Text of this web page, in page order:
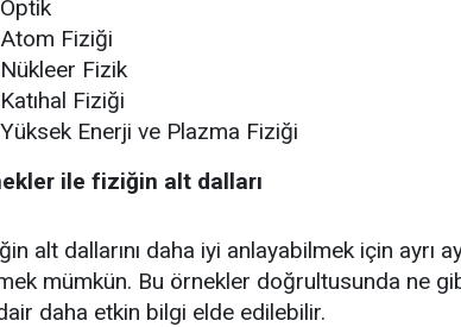
Optik
Atom Fiziği
Nükleer Fizik
Katıhal Fiziği
Yüksek Enerji ve Plazma Fiziği
ile fiziğin alt dalları
alt dallarını daha iyi anlayabilmek için ayrı
mümkün. Bu örnekler doğrultusunda ne
daha etkin bilgi elde edilebilir.